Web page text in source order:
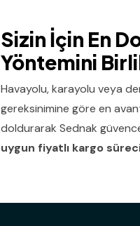
Sizin İçin En
Yöntemini
Havayolu, karayolu veya
gereksinimine göre en
doldurarak Sednak
uygun fiyatlı kargo